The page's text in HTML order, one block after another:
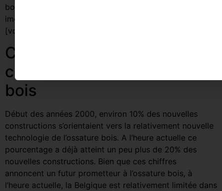
border_color=”grey” img_link_target=”_self”
img_size=”large”][/vc_column][vc_column width=”1/2″]
[vc_column_text]
Contreventement des
constructions à ossature
bois
Début des années 2000, environ 10% des nouvelles
constructions s’orientaient vers la relativement nouvelle
technologie de l’ossature bois. A l’heure actuelle ce
pourcentage a déjà atteint un peu plus de 20% des
nouvelles constructions. Bien que ces chiffres
annoncent un futur prometteur à l’ossature bois, à
l’heure actuelle, la Belgique est relativement limitée dans